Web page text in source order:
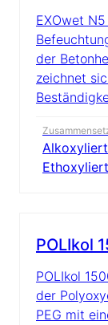
EXOwet
der
zeichnet
POLIkol
POLIkol
der
PEG mit